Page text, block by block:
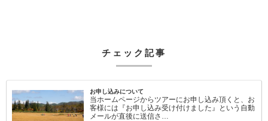
チェック記事
お申し込みについて
当ホームページからツアーにお申し込み頂くと、お
客様には『お申し込み受け付けました』という自動
メールが直後に送信さ…